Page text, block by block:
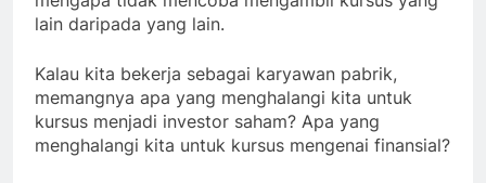
lain daripada yang lain.
Kalau kita bekerja sebagai karyawan pabrik,
memangnya apa yang menghalangi kita untuk
kursus menjadi investor saham? Apa yang
menghalangi kita untuk kursus mengenai finansial?